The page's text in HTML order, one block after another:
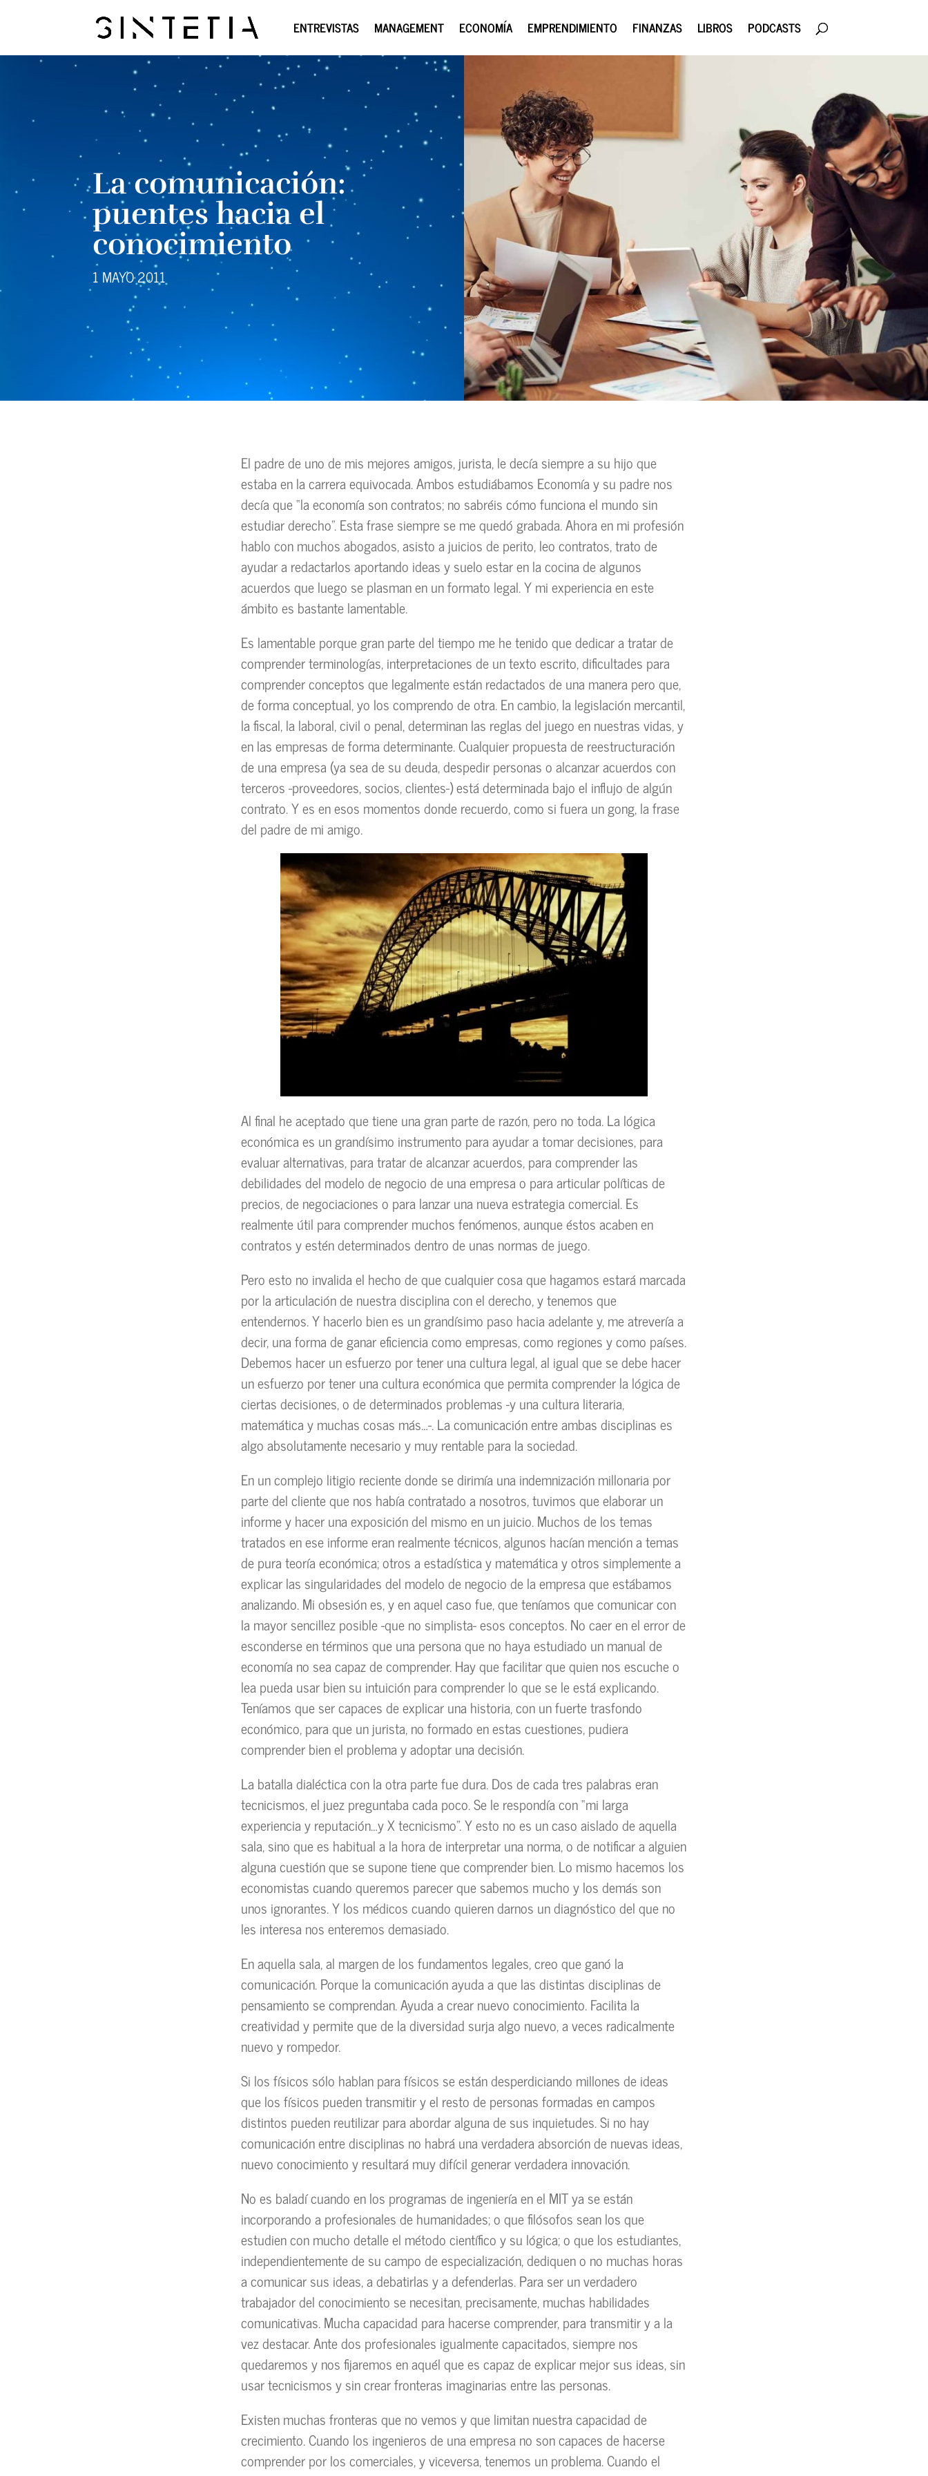
ENTREVISTAS MANAGEMENT ECONOMÍA EMPRENDIMIENTO FINANZAS LIBROS PODCASTS
La comunicación:
puentes hacia el
conocimiento
1 MAYO 2011
El padre de uno de mis mejores amigos, jurista, le decía siempre a su hijo que
estaba en la carrera equivocada. Ambos estudiábamos Economía y su padre nos
decía que “la economía son contratos; no sabréis cómo funciona el mundo sin
estudiar derecho”. Esta frase siempre se me quedó grabada. Ahora en mi profesión
hablo con muchos abogados, asisto a juicios de perito, leo contratos, trato de
ayudar a redactarlos aportando ideas y suelo estar en la cocina de algunos
acuerdos que luego se plasman en un formato legal. Y mi experiencia en este
ámbito es bastante lamentable.
Es lamentable porque gran parte del tiempo me he tenido que dedicar a tratar de
comprender terminologías, interpretaciones de un texto escrito, dificultades para
comprender conceptos que legalmente están redactados de una manera pero que,
de forma conceptual, yo los comprendo de otra. En cambio, la legislación mercantil,
la fiscal, la laboral, civil o penal, determinan las reglas del juego en nuestras vidas, y
en las empresas de forma determinante. Cualquier propuesta de reestructuración
de una empresa (ya sea de su deuda, despedir personas o alcanzar acuerdos con
terceros -proveedores, socios, clientes-) está determinada bajo el influjo de algún
contrato. Y es en esos momentos donde recuerdo, como si fuera un gong, la frase
del padre de mi amigo.
Al final he aceptado que tiene una gran parte de razón, pero no toda. La lógica
económica es un grandísimo instrumento para ayudar a tomar decisiones, para
evaluar alternativas, para tratar de alcanzar acuerdos, para comprender las
debilidades del modelo de negocio de una empresa o para articular políticas de
precios, de negociaciones o para lanzar una nueva estrategia comercial. Es
realmente útil para comprender muchos fenómenos, aunque éstos acaben en
contratos y estén determinados dentro de unas normas de juego.
Pero esto no invalida el hecho de que cualquier cosa que hagamos estará marcada
por la articulación de nuestra disciplina con el derecho, y tenemos que
entendernos. Y hacerlo bien es un grandísimo paso hacia adelante y, me atrevería a
decir, una forma de ganar eficiencia como empresas, como regiones y como países.
Debemos hacer un esfuerzo por tener una cultura legal, al igual que se debe hacer
un esfuerzo por tener una cultura económica que permita comprender la lógica de
ciertas decisiones, o de determinados problemas -y una cultura literaria,
matemática y muchas cosas más…-. La comunicación entre ambas disciplinas es
algo absolutamente necesario y muy rentable para la sociedad.
En un complejo litigio reciente donde se dirimía una indemnización millonaria por
parte del cliente que nos había contratado a nosotros, tuvimos que elaborar un
informe y hacer una exposición del mismo en un juicio. Muchos de los temas
tratados en ese informe eran realmente técnicos, algunos hacían mención a temas
de pura teoría económica; otros a estadística y matemática y otros simplemente a
explicar las singularidades del modelo de negocio de la empresa que estábamos
analizando. Mi obsesión es, y en aquel caso fue, que teníamos que comunicar con
la mayor sencillez posible -que no simplista- esos conceptos. No caer en el error de
esconderse en términos que una persona que no haya estudiado un manual de
economía no sea capaz de comprender. Hay que facilitar que quien nos escuche o
lea pueda usar bien su intuición para comprender lo que se le está explicando.
Teníamos que ser capaces de explicar una historia, con un fuerte trasfondo
económico, para que un jurista, no formado en estas cuestiones, pudiera
comprender bien el problema y adoptar una decisión.
La batalla dialéctica con la otra parte fue dura. Dos de cada tres palabras eran
tecnicismos, el juez preguntaba cada poco. Se le respondía con “mi larga
experiencia y reputación…y X tecnicismo”. Y esto no es un caso aislado de aquella
sala, sino que es habitual a la hora de interpretar una norma, o de notificar a alguien
alguna cuestión que se supone tiene que comprender bien. Lo mismo hacemos los
economistas cuando queremos parecer que sabemos mucho y los demás son
unos ignorantes. Y los médicos cuando quieren darnos un diagnóstico del que no
les interesa nos enteremos demasiado.
En aquella sala, al margen de los fundamentos legales, creo que ganó la
comunicación. Porque la comunicación ayuda a que las distintas disciplinas de
pensamiento se comprendan. Ayuda a crear nuevo conocimiento. Facilita la
creatividad y permite que de la diversidad surja algo nuevo, a veces radicalmente
nuevo y rompedor.
Si los físicos sólo hablan para físicos se están desperdiciando millones de ideas
que los físicos pueden transmitir y el resto de personas formadas en campos
distintos pueden reutilizar para abordar alguna de sus inquietudes. Si no hay
comunicación entre disciplinas no habrá una verdadera absorción de nuevas ideas,
nuevo conocimiento y resultará muy difícil generar verdadera innovación.
No es baladí cuando en los programas de ingeniería en el MIT ya se están
incorporando a profesionales de humanidades; o que filósofos sean los que
estudien con mucho detalle el método científico y su lógica; o que los estudiantes,
independientemente de su campo de especialización, dediquen o no muchas horas
a comunicar sus ideas, a debatirlas y a defenderlas. Para ser un verdadero
trabajador del conocimiento se necesitan, precisamente, muchas habilidades
comunicativas. Mucha capacidad para hacerse comprender, para transmitir y a la
vez destacar. Ante dos profesionales igualmente capacitados, siempre nos
quedaremos y nos fijaremos en aquél que es capaz de explicar mejor sus ideas, sin
usar tecnicismos y sin crear fronteras imaginarias entre las personas.
Existen muchas fronteras que no vemos y que limitan nuestra capacidad de
crecimiento. Cuando los ingenieros de una empresa no son capaces de hacerse
comprender por los comerciales, y viceversa, tenemos un problema. Cuando el